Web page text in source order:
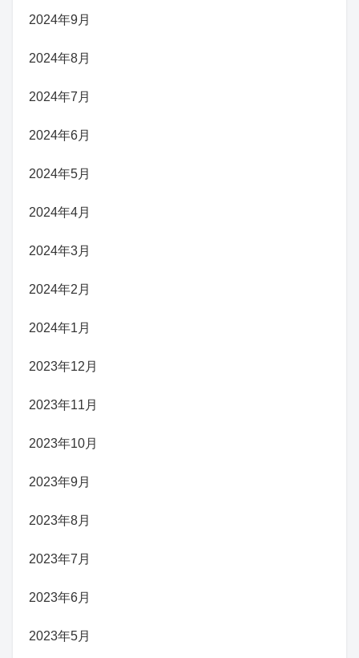
2024年9月
2024年8月
2024年7月
2024年6月
2024年5月
2024年4月
2024年3月
2024年2月
2024年1月
2023年12月
2023年11月
2023年10月
2023年9月
2023年8月
2023年7月
2023年6月
2023年5月